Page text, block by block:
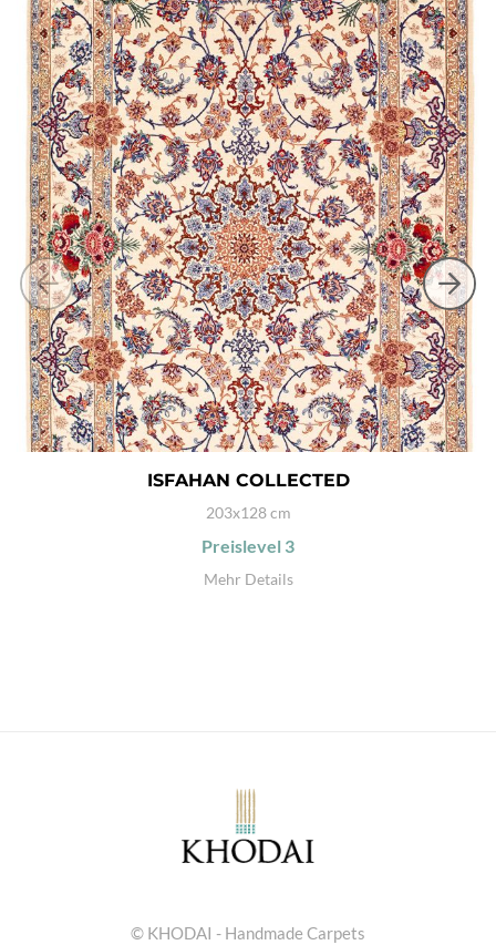
ISFAHAN COLLECTED
203x128 cm
Preislevel 3
Mehr Details
© KHODAI - Handmade Carpets